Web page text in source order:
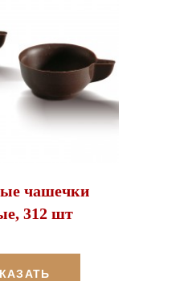
чашечки
312 шт